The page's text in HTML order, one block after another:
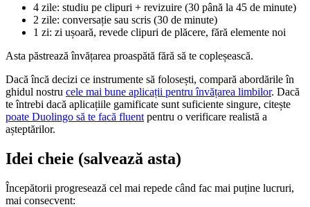
4 zile: studiu pe clipuri + revizuire (30 până la 45 de minute)
2 zile: conversație sau scris (30 de minute)
1 zi: zi ușoară, revede clipuri de plăcere, fără elemente noi
Asta păstrează învățarea proaspătă fără să te copleșească.
Dacă încă decizi ce instrumente să folosești, compară abordările în
ghidul nostru cele mai bune aplicații pentru învățarea limbilor. Dacă
te întrebi dacă aplicațiile gamificate sunt suficiente singure, citește
poate Duolingo să te facă fluent pentru o verificare realistă a
așteptărilor.
Idei cheie (salvează asta)
Începătorii progresează cel mai repede când fac mai puține lucruri,
mai consecvent: